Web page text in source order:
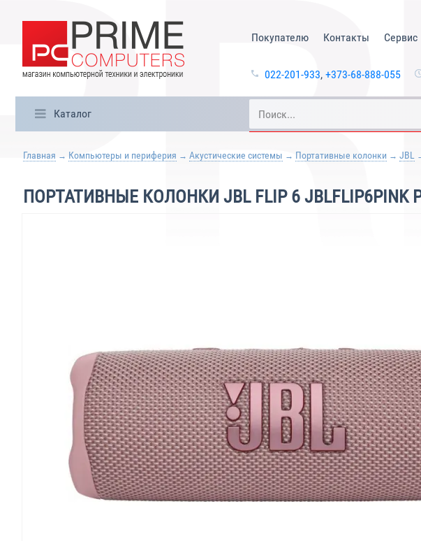
Покупателю Контакты Сервис
022-201-933, +373-68-888-055
Каталог
Главная Компьютеры и периферия Акустические системы Портативные колонки JBL
ПОРТАТИВНЫЕ КОЛОНКИ JBL FLIP 6 JBLFLIP6PINK